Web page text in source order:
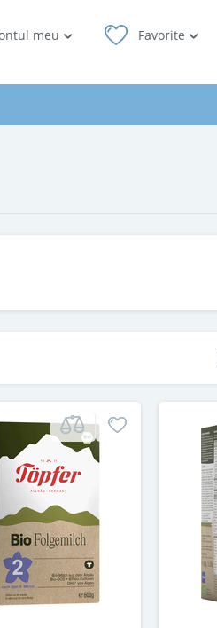
Favorite
meu